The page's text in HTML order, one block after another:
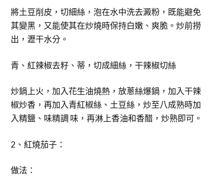
將土豆削皮，切細絲，泡在水中洗去澱粉，既能避免
其變黑，又能使其在炒燒時保持白嫩、爽脆。炒前撈
出，瀝干水分。
青、紅辣椒去籽、蒂，切成細絲，干辣椒切絲
炒鍋上火，加入花生油燒熱，放蔥絲爆鍋，加入干辣
椒炒香，再加入青紅椒絲、土豆絲，炒至八成熟時加
入精鹽、味精調 味，再淋上香油和香醋，炒熟即可。
2、紅燒茄子：
做法：